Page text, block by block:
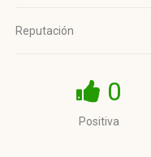
Reputación
0
Positiva